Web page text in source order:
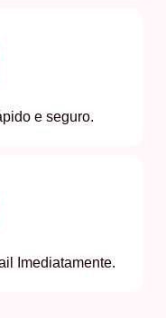
e seguro.
Imediatamente.